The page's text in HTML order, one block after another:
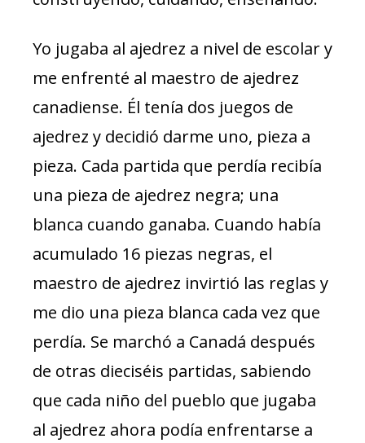
Yo jugaba al ajedrez a nivel de escolar y
me enfrenté al maestro de ajedrez
canadiense. Él tenía dos juegos de
ajedrez y decidió darme uno, pieza a
pieza. Cada partida que perdía recibía
una pieza de ajedrez negra; una
blanca cuando ganaba. Cuando había
acumulado 16 piezas negras, el
maestro de ajedrez invirtió las reglas y
me dio una pieza blanca cada vez que
perdía. Se marchó a Canadá después
de otras dieciséis partidas, sabiendo
que cada niño del pueblo que jugaba
al ajedrez ahora podía enfrentarse a